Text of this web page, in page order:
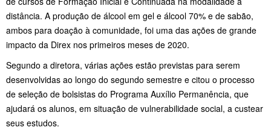
distância. A produção de álcool em gel e álcool 70% e de sabão,
ambos para doação à comunidade, foi uma das ações de grande
impacto da Direx nos primeiros meses de 2020.
Segundo a diretora, várias ações estão previstas para serem
desenvolvidas ao longo do segundo semestre e citou o processo
de seleção de bolsistas do Programa Auxílio Permanência, que
ajudará os alunos, em situação de vulnerabilidade social, a custear
seus estudos.